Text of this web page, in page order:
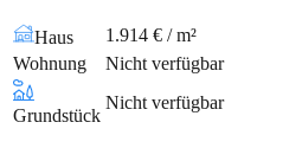
Haus
1.914 € / m²
Wohnung
Nicht verfügbar
Grundstück
Nicht verfügbar